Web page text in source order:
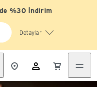
%30 İndirim
Detaylar